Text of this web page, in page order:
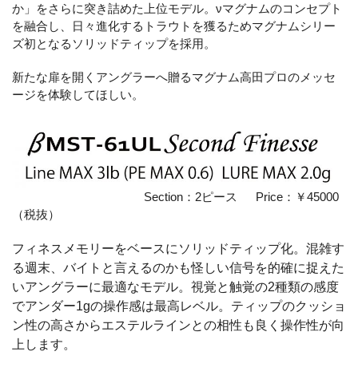
か」をさらに突き詰めた上位モデル。νマグナムのコンセプト
を融合し、日々進化するトラウトを獲るためマグナムシリー
ズ初となるソリッドティップを採用。
新たな扉を開くアングラーへ贈るマグナム高田プロのメッセ
ージを体験してほしい。
Section：2ピース Price：￥45000
（税抜）
フィネスメモリーをベースにソリッドティップ化。混雑す
る週末、バイトと言えるのかも怪しい信号を的確に捉えた
いアングラーに最適なモデル。視覚と触覚の2種類の感度
でアンダー1gの操作感は最高レベル。ティップのクッショ
ン性の高さからエステルラインとの相性も良く操作性が向
上します。